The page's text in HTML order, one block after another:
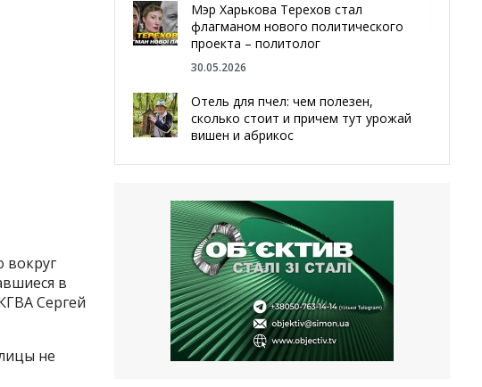
вокруг
в
Сергей
не
Мэр Харькова Терехов стал
флагманом нового политического
проекта – политолог
30.05.2026
Отель для пчел: чем полезен,
сколько стоит и причем тут урожай
вишен и абрикос
Чугуева, города, который устоял,
несмотря ни на что
21.05.2026
«ТЦК нарушает закон? Пусть
платят!» Как благодаря штрафу
женщину сняли с учета
15.05.2026